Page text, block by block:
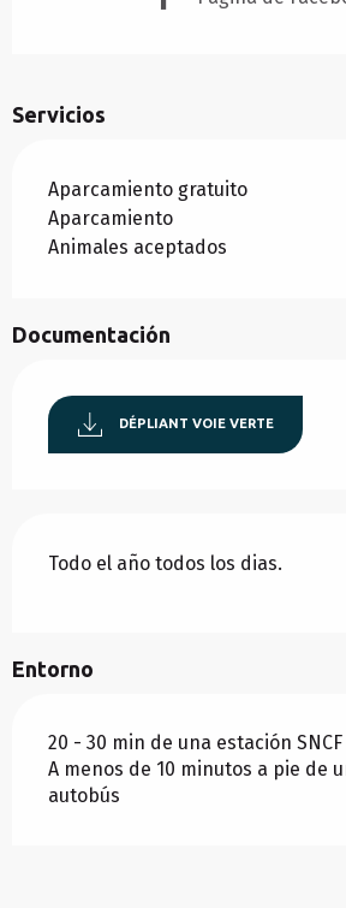
Servicios
Aparcamiento gratuito
Aparcamiento
Animales aceptados
Documentación
DÉPLIANT VOIE VERTE
Todo el año todos los dias.
Entorno
20 - 30 min de una estación
A menos de 10 minutos a pie de
autobús